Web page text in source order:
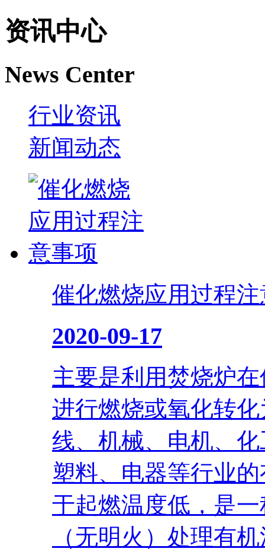
资讯中心
News Center
行业资讯
新闻动态
催化燃烧应用过程
2020-09-17
主要是利用焚烧炉
进行燃烧或氧化转
线、机械、电机、
塑料、电器等行业
于起燃温度低，是
（无明火）处理有